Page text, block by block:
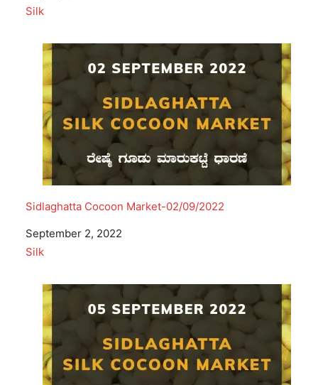
In relation to
Silk
Sidlaghatta Cocoon Market-02/09/2022
Date
September 2, 2022
In relation to
Silk